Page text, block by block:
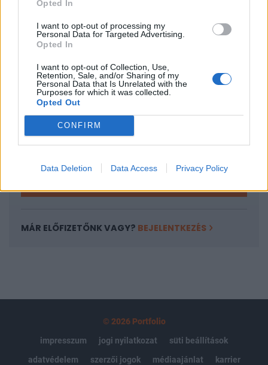
Opted In
I want to opt-out of processing my
Personal Data for Targeted Advertising.
Opted In
I want to opt-out of Collection, Use,
Retention, Sale, and/or Sharing of my
Personal Data that Is Unrelated with the
Purposes for which it was collected.
Opted Out
CONFIRM
Data Deletion Data Access Privacy Policy
KEDVES OLVASÓNK!
tartozik, melynek olvasása előfizetéses
regisztrációhoz kötött.
Az előfizetés a következőket tartalmazza:
Portfolio.hu teljes cikkarchívum
Kötéslisták: BÉT elmúlt 2 év napon belüli
MÁR ELŐFIZETŐNK VAGY? BEJELENTKEZÉS
© 2026 Portfolio
impresszum
jogi nyilatkozat
süti beállítások
adatvédelem
szerzői jogok médiaajánlat karrier